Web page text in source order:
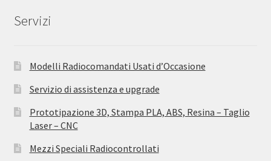
Servizi
Modelli Radiocomandati Usati d’Occasione
Servizio di assistenza e upgrade
Prototipazione 3D, Stampa PLA, ABS, Resina – Taglio
Laser – CNC
Mezzi Speciali Radiocontrollati